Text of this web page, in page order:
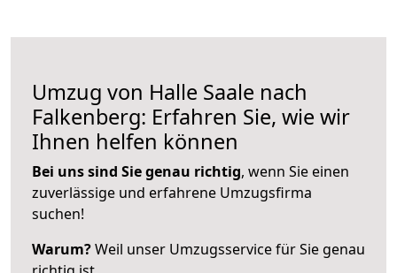
Umzug von Halle Saale nach
Falkenberg: Erfahren Sie, wie wir
Ihnen helfen können
Bei uns sind Sie genau richtig, wenn Sie einen
zuverlässige und erfahrene Umzugsfirma
suchen!
Warum?Weil unser Umzugsservice für Sie genau